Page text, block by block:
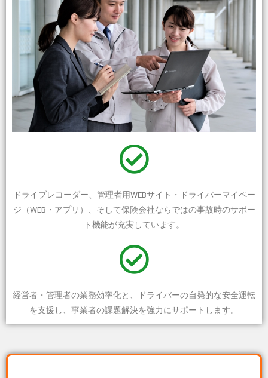
ドライブレコーダー、管理者用WEBサイト・ドライバーマイペー
ジ（WEB・アプリ）、そして保険会社ならではの事故時のサポー
ト機能が充実しています。
経営者・管理者の業務効率化と、ドライバーの自発的な安全運転
を支援し、事業者の課題解決を強力にサポートします。